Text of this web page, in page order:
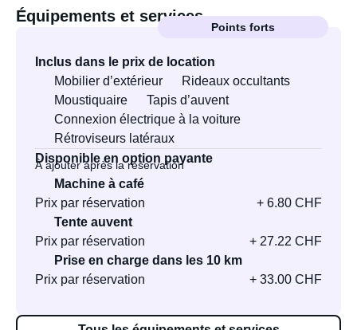
Équipements et services
Points forts
Inclus dans le prix de location
Mobilier d’extérieur
Rideaux occultants
Moustiquaire
Tapis d’auvent
Connexion électrique à la voiture
Rétroviseurs latéraux
Disponible en option payante
À ajouter après la réservation
Machine à café
Prix par réservation
+ 6.80 CHF
Tente auvent
Prix par réservation
+ 27.22 CHF
Prise en charge dans les 10 km
Prix par réservation
+ 33.00 CHF